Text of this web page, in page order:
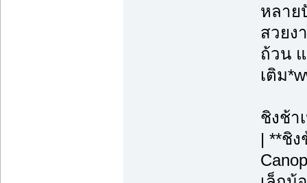
หลาย
สวยง
ถ้วน
เติม
ชิงช้า
| **ชิง